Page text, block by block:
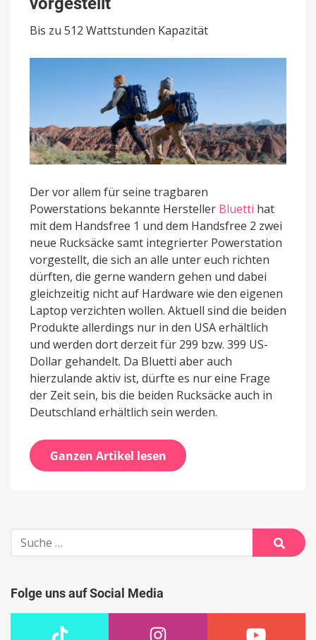
vorgestellt
Bis zu 512 Wattstunden Kapazität
Der vor allem für seine tragbaren
Powerstations bekannte Hersteller Bluetti hat
mit dem Handsfree 1 und dem Handsfree 2 zwei
neue Rucksäcke samt integrierter Powerstation
vorgestellt, die sich an alle unter euch richten
dürften, die gerne wandern gehen und dabei
gleichzeitig nicht auf Hardware wie den eigenen
Laptop verzichten wollen. Aktuell sind die beiden
Produkte allerdings nur in den USA erhältlich
und werden dort derzeit für 299 bzw. 399 US-
Dollar gehandelt. Da Bluetti aber auch
hierzulande aktiv ist, dürfte es nur eine Frage
der Zeit sein, bis die beiden Rucksäcke auch in
Deutschland erhältlich sein werden.
Ganzen Artikel lesen
Suche
nach:
Suche
Folge uns auf Social Media